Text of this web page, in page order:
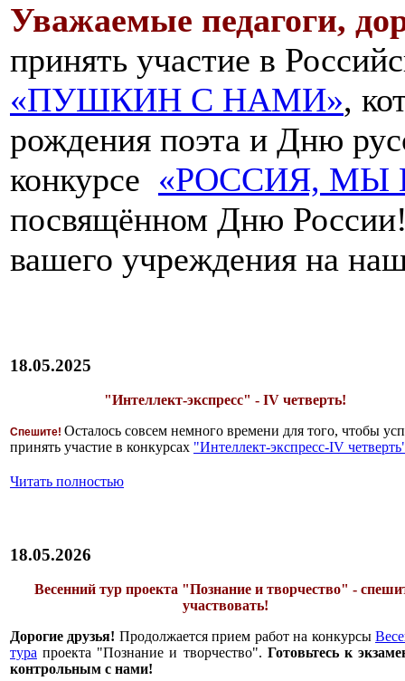
Уважаемые педагоги,
принять участие в
«ПУШКИН С НАМИ»,
рождения поэта и Дню
конкурсе «РОССИЯ, МЫ
посвящённом Дню
вашего учреждения на
18.05.2025
"Интеллект-экспресс" - IV четверть!
Спешите! Осталось совсем немного времени для того, чтобы
принять участие в конкурсах "Интеллект-экспресс-IV
Читать полностью
18.05.2026
Весенний тур проекта "Познание и творчество" -
участвовать!
Дорогие друзья! Продолжается прием работ на конкурсы
тура проекта "Познание и творчество". Готовьтесь к
контрольным с нами!